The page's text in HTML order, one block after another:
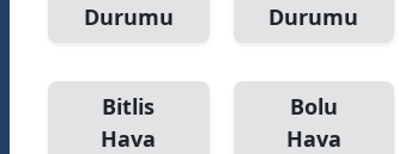
Durumu
Durumu
Bitlis
Hava
Bolu
Hava